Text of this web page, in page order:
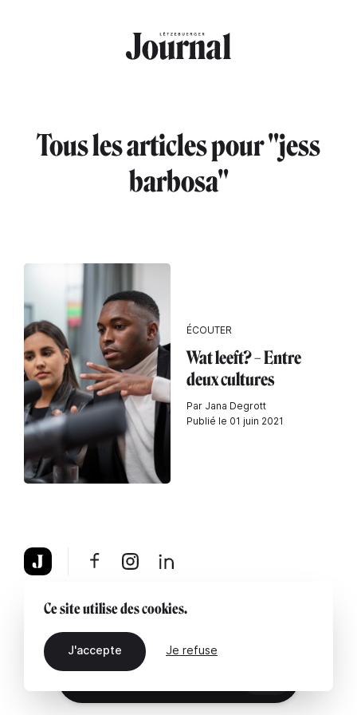
Tous les articles pour "jess
barbosa"
ÉCOUTER
Wat leeft? – Entre
deux cultures
Par Jana Degrott
Publié le 01 juin 2021
À propos Mentions légales Contactez-nous
Ce site utilise des cookies.
J'accepte Je refuse